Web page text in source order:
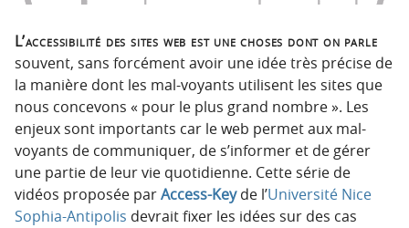
i
p
a
l
e
L’accessibilité des sites web est une choses dont on parle
souvent, sans forcément avoir une idée très précise de
la manière dont les mal-voyants utilisent les sites que
nous concevons « pour le plus grand nombre ». Les
enjeux sont importants car le web permet aux mal-
voyants de communiquer, de s’informer et de gérer
une partie de leur vie quotidienne. Cette série de
vidéos proposée parAccess-Keyde l’Université Nice
Sophia-Antipolis devrait fixer les idées sur des cas